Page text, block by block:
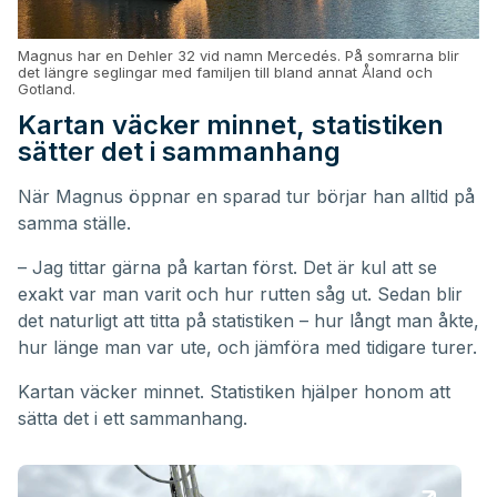
Magnus har en Dehler 32 vid namn Mercedés. På somrarna blir
det längre seglingar med familjen till bland annat Åland och
Gotland.
Kartan väcker minnet, statistiken
sätter det i sammanhang
När Magnus öppnar en sparad tur börjar han alltid på
samma ställe.
– Jag tittar gärna på kartan först. Det är kul att se
exakt var man varit och hur rutten såg ut. Sedan blir
det naturligt att titta på statistiken – hur långt man åkte,
hur länge man var ute, och jämföra med tidigare turer.
Kartan väcker minnet. Statistiken hjälper honom att
sätta det i ett sammanhang.